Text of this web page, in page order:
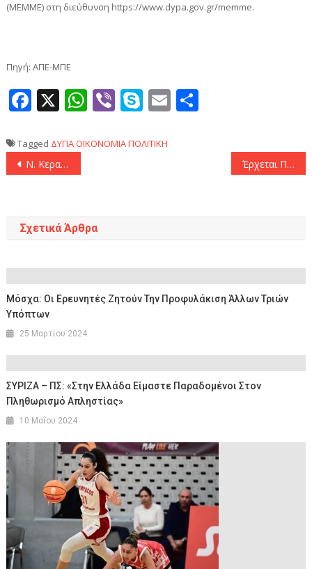
(ΜΕΜΜΕ) στη διεύθυνση https://www.dypa.gov.gr/memme.
Πηγή: ΑΠΕ-ΜΠΕ
Facebook
X WhatsApp
ViberSkype
Email
Tagged ΔΥΠΑ ΟΙΚΟΝΟΜΙΑΠΟΛΙΤΙΚΗ
Πλοήγηση
Ν. Κεραμέως: «Για πρώτη φορά στην ιστορία του ελληνικού κράτους, γίνεται νόμος η επιστολική ψήφος» Έρχεται Παρασκευή ο Γιόνι Ότο για τον ΠΑΟΚ
Σχετικά Άρθρα
Μόσχα: Οι Ερευνητές Ζητούν Την Προφυλάκιση Άλλων Τριών
Υπόπτων
25 Μαρτίου 2024
ΣΥΡΙΖΑ – ΠΣ: «Στην Ελλάδα Είμαστε Παραδομένοι Στον
Πληθωρισμό Απληστίας»
10 Μαΐου 2024